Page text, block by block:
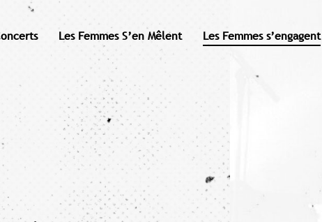
Les Femmes S’en Mêlent Les Femmes s’engagent